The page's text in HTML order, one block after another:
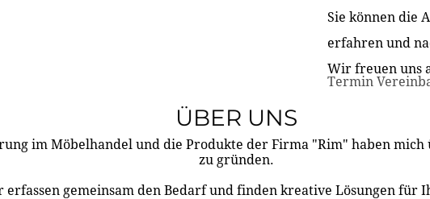
Sie können die
erfahren und
Wir freuen uns
Termin
ÜBER UNS
im Möbelhandel und die Produkte der Firma "Rim" haben mich
zu gründen.
erfassen gemeinsam den Bedarf und finden kreative Lösungen für